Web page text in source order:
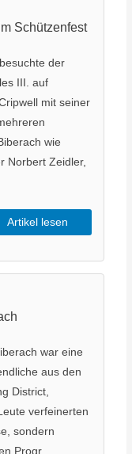
Schützenfest
der
III. auf
mit seiner
wie
Norbert Zeidler,
Artikel lesen
war eine
aus den
District,
verfeinerten
sondern
Progr ...